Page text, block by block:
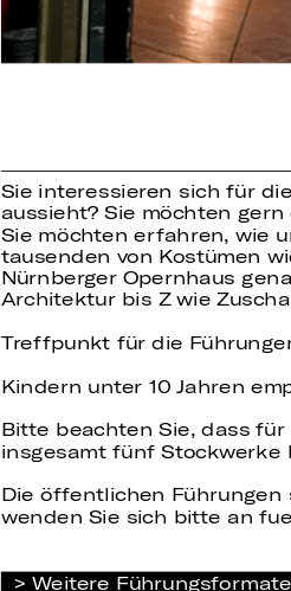
Sie interessieren sich für
aussieht? Sie möchten
Sie möchten erfahren, wie
tausenden von Kostümen
Nürnberger Opernhaus
Architektur bis Z wie
Treffpunkt für die
Kindern unter 10 Jahren
Bitte beachten Sie, dass
insgesamt fünf Stockwerke
Die öffentlichen
wenden Sie sich bitte an
Weitere Führungsformate